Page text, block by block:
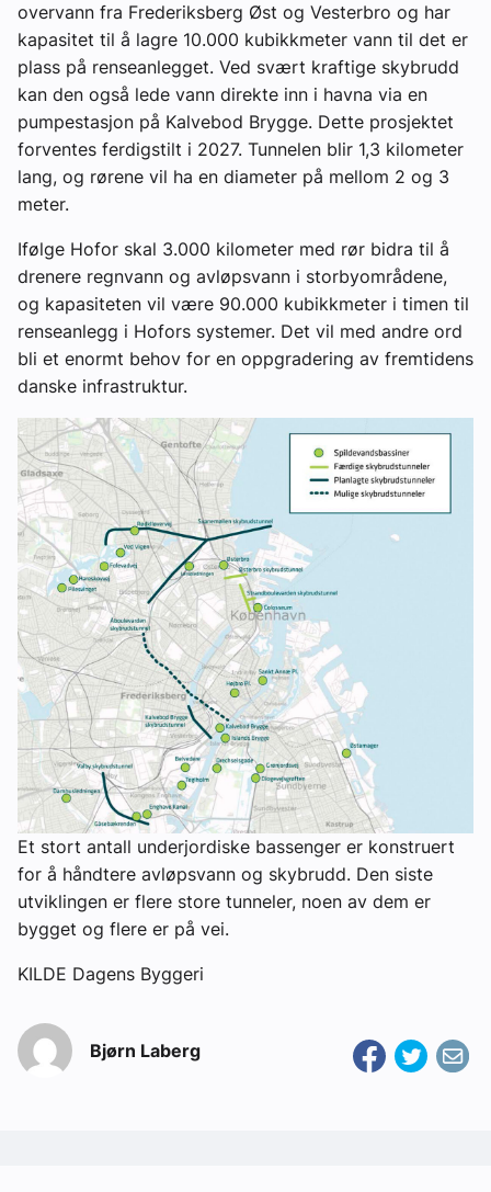
overvann fra Frederiksberg Øst og Vesterbro og har
kapasitet til å lagre 10.000 kubikkmeter vann til det er
plass på renseanlegget. Ved svært kraftige skybrudd
kan den også lede vann direkte inn i havna via en
pumpestasjon på Kalvebod Brygge. Dette prosjektet
forventes ferdigstilt i 2027. Tunnelen blir 1,3 kilometer
lang, og rørene vil ha en diameter på mellom 2 og 3
meter.
Ifølge Hofor skal 3.000 kilometer med rør bidra til å
drenere regnvann og avløpsvann i storbyområdene,
og kapasiteten vil være 90.000 kubikkmeter i timen til
renseanlegg i Hofors systemer. Det vil med andre ord
bli et enormt behov for en oppgradering av fremtidens
danske infrastruktur.
Et stort antall underjordiske bassenger er konstruert
for å håndtere avløpsvann og skybrudd. Den siste
utviklingen er flere store tunneler, noen av dem er
bygget og flere er på vei.
KILDE Dagens Byggeri
Bjørn Laberg